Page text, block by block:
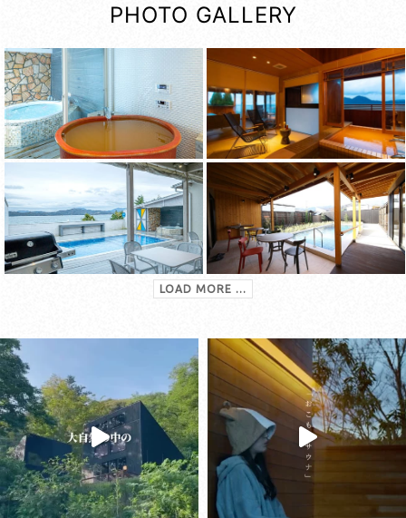
PHOTO GALLERY
LOAD MORE ...